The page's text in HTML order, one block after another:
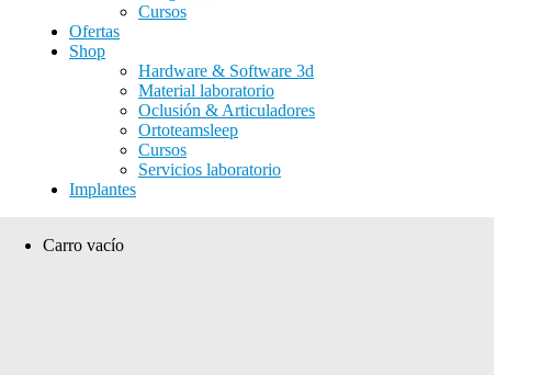
Cursos
Ofertas
Shop
Hardware & Software 3d
Material laboratorio
Oclusión & Articuladores
Ortoteamsleep
Cursos
Servicios laboratorio
Implantes
Carro vacío